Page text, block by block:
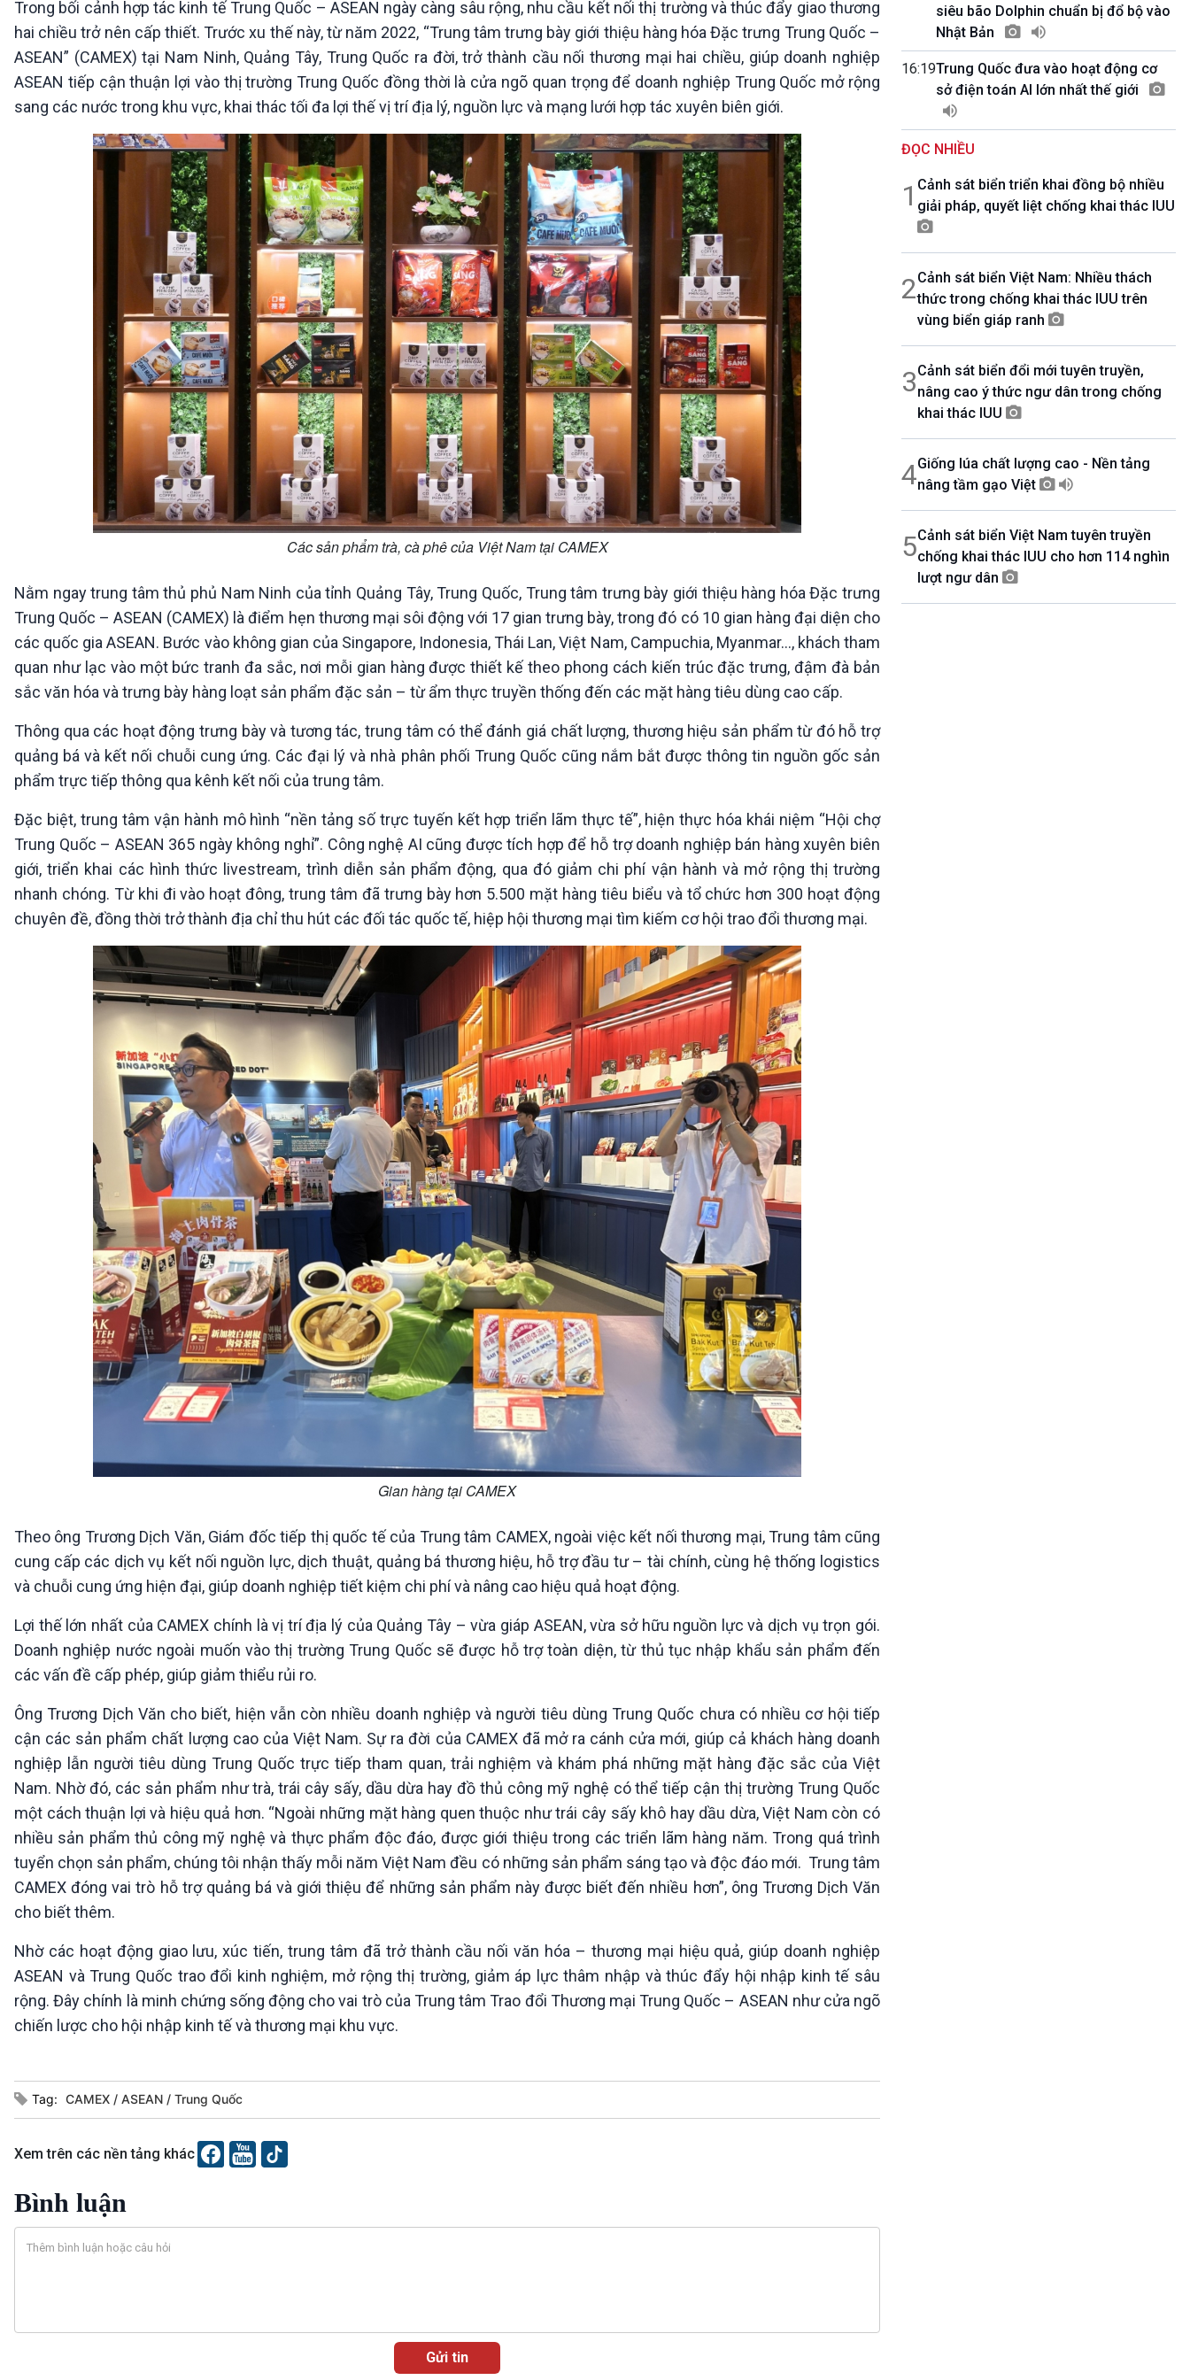
360 độ Sức khỏe
Chuyển đổi Xanh
Tài nguyên và Môi trường
Chuyên gia của bạn
Xã hội chuyển động
Bước chân đến trường
Kết nối công nghệ
Sống chung với biến đổi
khí hậu
Chát với người nổi tiếng
Câu chuyện Thể thao
Video
Infographic
E-Magazine
10 phút Sự kiện - Luận bàn
Câu chuyện thời sự
Dòng chảy sự kiện
Đối thoại
Diễn đàn chủ nhật
VOV1 đặc biệt
Thanh âm ký sự
Các chương trình đặc biệt
Trong bối cảnh hợp tác kinh tế Trung Quốc – ASEAN ngày càng sâu rộng, nhu cầu kết nối thị trường và thúc đẩy giao thương
hai chiều trở nên cấp thiết. Trước xu thế này, từ năm 2022, “Trung tâm trưng bày giới thiệu hàng hóa Đặc trưng Trung Quốc –
ASEAN” (CAMEX) tại Nam Ninh, Quảng Tây, Trung Quốc ra đời, trở thành cầu nối thương mại hai chiều, giúp doanh nghiệp
ASEAN tiếp cận thuận lợi vào thị trường Trung Quốc đồng thời là cửa ngõ quan trọng để doanh nghiệp Trung Quốc mở rộng
sang các nước trong khu vực, khai thác tối đa lợi thế vị trí địa lý, nguồn lực và mạng lưới hợp tác xuyên biên giới.
Các sản phẩm trà, cà phê của Việt Nam tại CAMEX
Nằm ngay trung tâm thủ phủ Nam Ninh của tỉnh Quảng Tây, Trung Quốc, Trung tâm trưng bày giới thiệu hàng hóa Đặc trưng
Trung Quốc – ASEAN (CAMEX) là điểm hẹn thương mại sôi động với 17 gian trưng bày, trong đó có 10 gian hàng đại diện cho
các quốc gia ASEAN. Bước vào không gian của Singapore, Indonesia, Thái Lan, Việt Nam, Campuchia, Myanmar…, khách tham
quan như lạc vào một bức tranh đa sắc, nơi mỗi gian hàng được thiết kế theo phong cách kiến trúc đặc trưng, đậm đà bản
sắc văn hóa và trưng bày hàng loạt sản phẩm đặc sản – từ ẩm thực truyền thống đến các mặt hàng tiêu dùng cao cấp.
Thông qua các hoạt động trưng bày và tương tác, trung tâm có thể đánh giá chất lượng, thương hiệu sản phẩm từ đó hỗ trợ
quảng bá và kết nối chuỗi cung ứng. Các đại lý và nhà phân phối Trung Quốc cũng nắm bắt được thông tin nguồn gốc sản
phẩm trực tiếp thông qua kênh kết nối của trung tâm.
Đặc biệt, trung tâm vận hành mô hình “nền tảng số trực tuyến kết hợp triển lãm thực tế”, hiện thực hóa khái niệm “Hội chợ
Trung Quốc – ASEAN 365 ngày không nghỉ”. Công nghệ AI cũng được tích hợp để hỗ trợ doanh nghiệp bán hàng xuyên biên
giới, triển khai các hình thức livestream, trình diễn sản phẩm động, qua đó giảm chi phí vận hành và mở rộng thị trường
nhanh chóng. Từ khi đi vào hoạt đông, trung tâm đã trưng bày hơn 5.500 mặt hàng tiêu biểu và tổ chức hơn 300 hoạt động
chuyên đề, đồng thời trở thành địa chỉ thu hút các đối tác quốc tế, hiệp hội thương mại tìm kiếm cơ hội trao đổi thương mại.
Gian hàng tại CAMEX
Theo ông Trương Dịch Văn, Giám đốc tiếp thị quốc tế của Trung tâm CAMEX, ngoài việc kết nối thương mại, Trung tâm cũng
cung cấp các dịch vụ kết nối nguồn lực, dịch thuật, quảng bá thương hiệu, hỗ trợ đầu tư – tài chính, cùng hệ thống logistics
và chuỗi cung ứng hiện đại, giúp doanh nghiệp tiết kiệm chi phí và nâng cao hiệu quả hoạt động.
Lợi thế lớn nhất của CAMEX chính là vị trí địa lý của Quảng Tây – vừa giáp ASEAN, vừa sở hữu nguồn lực và dịch vụ trọn gói.
Doanh nghiệp nước ngoài muốn vào thị trường Trung Quốc sẽ được hỗ trợ toàn diện, từ thủ tục nhập khẩu sản phẩm đến
các vấn đề cấp phép, giúp giảm thiểu rủi ro.
Ông Trương Dịch Văn cho biết, hiện vẫn còn nhiều doanh nghiệp và người tiêu dùng Trung Quốc chưa có nhiều cơ hội tiếp
cận các sản phẩm chất lượng cao của Việt Nam. Sự ra đời của CAMEX đã mở ra cánh cửa mới, giúp cả khách hàng doanh
nghiệp lẫn người tiêu dùng Trung Quốc trực tiếp tham quan, trải nghiệm và khám phá những mặt hàng đặc sắc của Việt
Nam. Nhờ đó, các sản phẩm như trà, trái cây sấy, dầu dừa hay đồ thủ công mỹ nghệ có thể tiếp cận thị trường Trung Quốc
một cách thuận lợi và hiệu quả hơn. “Ngoài những mặt hàng quen thuộc như trái cây sấy khô hay dầu dừa, Việt Nam còn có
nhiều sản phẩm thủ công mỹ nghệ và thực phẩm độc đáo, được giới thiệu trong các triển lãm hàng năm. Trong quá trình
tuyển chọn sản phẩm, chúng tôi nhận thấy mỗi năm Việt Nam đều có những sản phẩm sáng tạo và độc đáo mới. Trung tâm
CAMEX đóng vai trò hỗ trợ quảng bá và giới thiệu để những sản phẩm này được biết đến nhiều hơn”, ông Trương Dịch Văn
cho biết thêm.
Nhờ các hoạt động giao lưu, xúc tiến, trung tâm đã trở thành cầu nối văn hóa – thương mại hiệu quả, giúp doanh nghiệp
ASEAN và Trung Quốc trao đổi kinh nghiệm, mở rộng thị trường, giảm áp lực thâm nhập và thúc đẩy hội nhập kinh tế sâu
rộng. Đây chính là minh chứng sống động cho vai trò của Trung tâm Trao đổi Thương mại Trung Quốc – ASEAN như cửa ngõ
chiến lược cho hội nhập kinh tế và thương mại khu vực.
Tag: CAMEX ASEAN Trung Quốc
Xem trên các nền tảng khác
Bình luận
siêu bão Dolphin chuẩn bị đổ bộ vào
Nhật Bản
16:19Trung Quốc đưa vào hoạt động cơ
sở điện toán AI lớn nhất thế giới
ĐỌC NHIỀU
1 Cảnh sát biển triển khai đồng bộ nhiều
giải pháp, quyết liệt chống khai thác IUU
2Cảnh sát biển Việt Nam: Nhiều thách
thức trong chống khai thác IUU trên
vùng biển giáp ranh
3Cảnh sát biển đổi mới tuyên truyền,
nâng cao ý thức ngư dân trong chống
khai thác IUU
4Giống lúa chất lượng cao - Nền tảng
nâng tầm gạo Việt
5Cảnh sát biển Việt Nam tuyên truyền
chống khai thác IUU cho hơn 114 nghìn
lượt ngư dân